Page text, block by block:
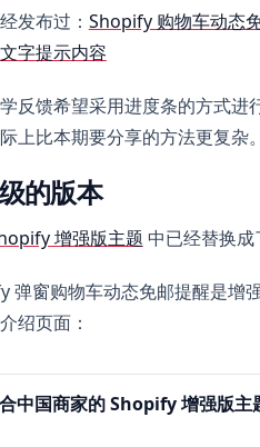
发布过： Shopify 购物车动态
字提示内容
反馈希望采用进度条的方式进
上比本期要分享的方法更复杂。
的版本
增强版主题 中已经替换成
弹窗购物车动态免邮提醒是增
绍页面：
中国商家的 Shopify 增强版主